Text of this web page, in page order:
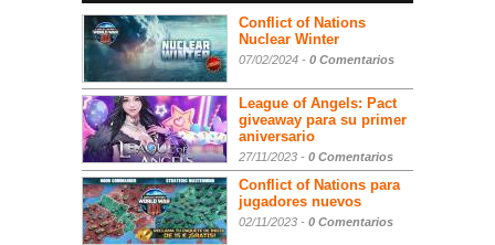
Conflict of Nations
Nuclear Winter
07/02/2024 - 0 Comentarios
League of Angels: Pact
giveaway para su primer
aniversario
27/11/2023 - 0 Comentarios
Conflict of Nations para
jugadores nuevos
02/11/2023 - 0 Comentarios